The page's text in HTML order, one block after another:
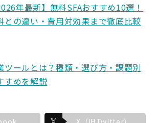
年最新】無料SFAおすすめ10選！
との違い・費用対効果まで徹底比較
ツールとは？種類・選び方・課題別
すめを解説